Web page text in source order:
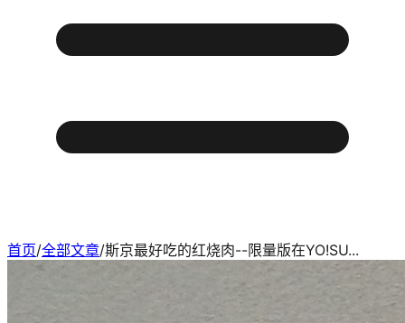
首页/全部文章/斯京最好吃的红烧肉--限量版在YO!SU...